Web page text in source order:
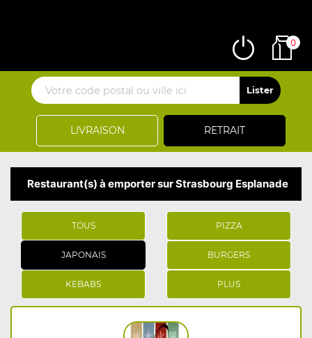
LIVRAISON RETRAIT
0
Restaurant(s) à emporter sur Strasbourg Esplanade
TOUS PIZZA
JAPONAIS BURGERS
KEBABS PLUS